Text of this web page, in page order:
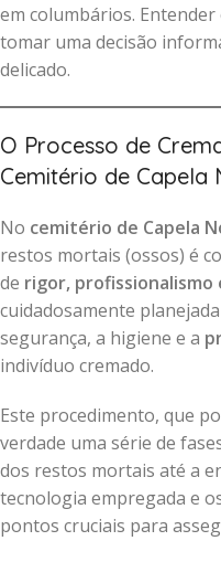
em columbários.
tomar uma decisão
delicado.
O Processo de
Cemitério de Capela
No cemitério de Capela
restos mortais (ossos) é
de rigor, profissionalismo
cuidadosamente
segurança, a higiene e a
indivíduo cremado.
Este procedimento, que
verdade uma série de
dos restos mortais até a
tecnologia empregada e
pontos cruciais para